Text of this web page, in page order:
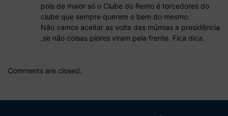
pois de maior só o Clube do Remo é torcedores do
clube que sempre querem o bem do mesmo.
Não vamos aceitar as volta das múmias a presidência
,se não coisas piores viram pela frente. Fica dica.
Comments are closed.